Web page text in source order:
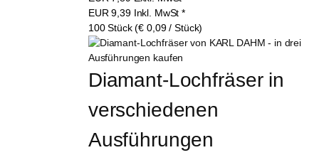
EUR9,39 Inkl. MwSt *
100 Stück (€ 0,09 / Stück)
Diamant-Lochfräser in
verschiedenen
Ausführungen